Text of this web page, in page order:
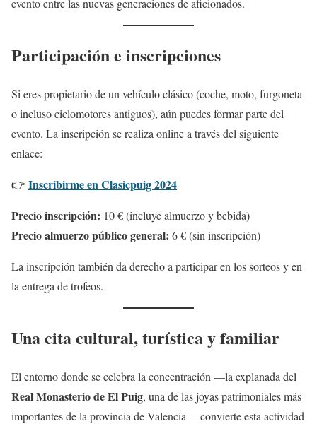
evento entre las nuevas generaciones de aficionados.
Participación e inscripciones
Si eres propietario de un vehículo clásico (coche, moto, furgoneta
o incluso ciclomotores antiguos), aún puedes formar parte del
evento. La inscripción se realiza online a través del siguiente
enlace:
👉 Inscribirme en Clasicpuig 2024
Precio inscripción: 10 € (incluye almuerzo y bebida)
Precio almuerzo público general: 6 € (sin inscripción)
La inscripción también da derecho a participar en los sorteos y en
la entrega de trofeos.
Una cita cultural, turística y familiar
El entorno donde se celebra la concentración —la explanada del
Real Monasterio de El Puig, una de las joyas patrimoniales más
importantes de la provincia de Valencia— convierte esta actividad